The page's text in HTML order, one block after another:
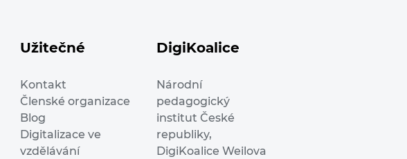
Užitečné
Kontakt
Členské organizace
Blog
Digitalizace ve
vzdělávání
DigiKoalice
Národní
pedagogický
institut České
republiky,
DigiKoalice Weilova